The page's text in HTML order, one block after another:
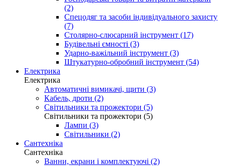
(2)
Спецодяг та засоби індивідуального захисту
(7)
Столярно-слюсарний інструмент (17)
Будівельні ємності (3)
Ударно-важільний інструмент (3)
Штукатурно-обробний інструмент (54)
Електрика
Електрика
Автоматичні вимикачі, щити (3)
Кабель, дроти (2)
Світильники та прожектори (5)
Світильники та прожектори (5)
Лампи (3)
Світильники (2)
Сантехніка
Сантехніка
Ванни, екрани і комплектуючі (2)